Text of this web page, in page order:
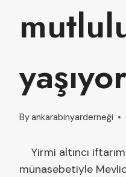
Byankarabinyarderneği
Yirmi altıncı
münasebetiyle